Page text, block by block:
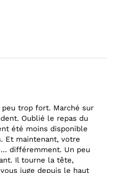
peu trop fort. Marché sur
Oublié le repas du
été moins disponible
Et maintenant, votre
différemment. Un peu
Il tourne la tête,
juge depuis le haut